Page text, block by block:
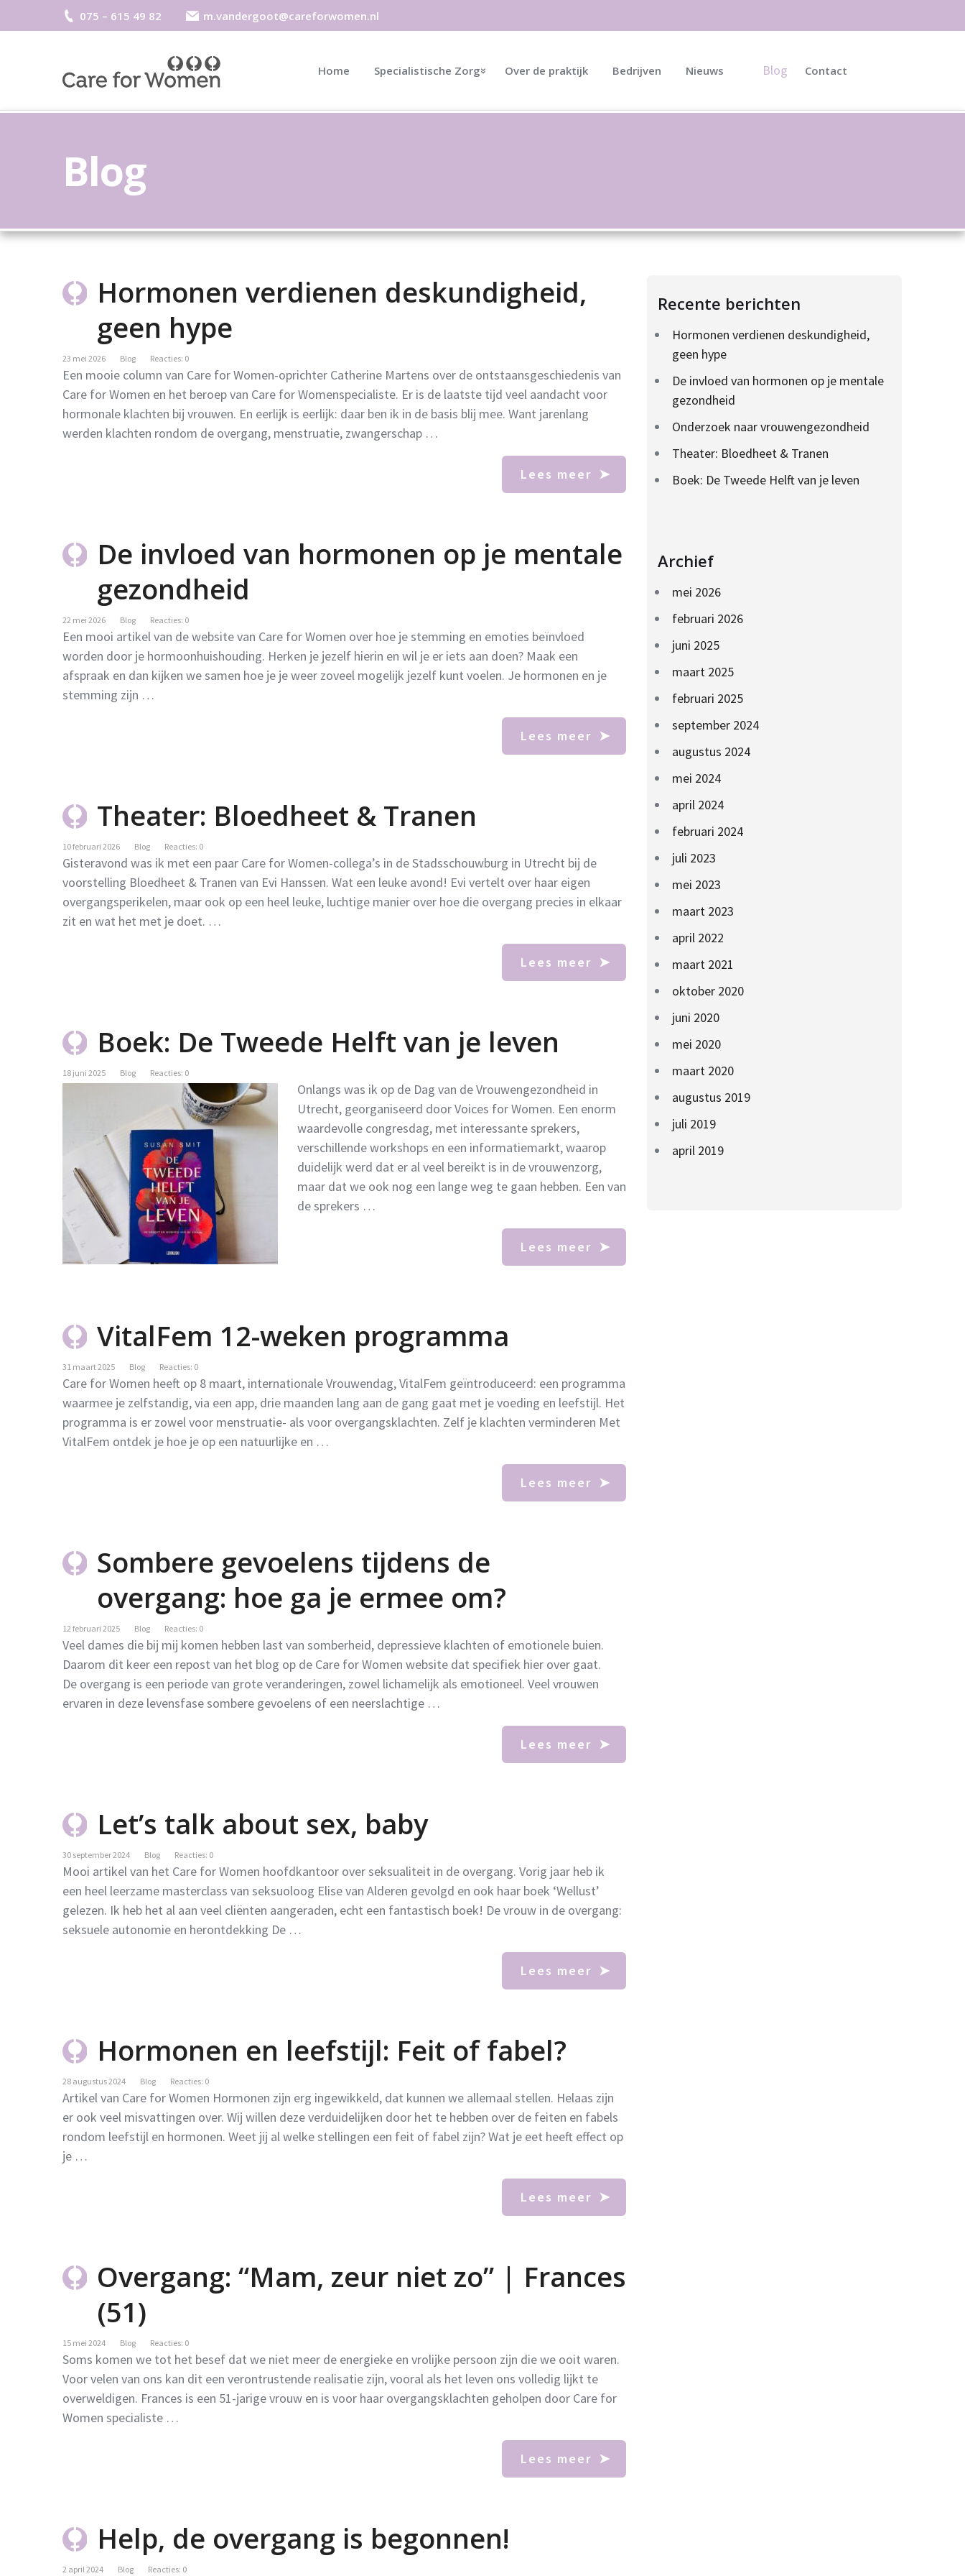
075 – 615 49 82 m.vandergoot@careforwomen.nl
Home Specialistische Zorg Over de praktijk Bedrijven Nieuws Blog Contact
Blog
Hormonen verdienen deskundigheid,
geen hype
23 mei 2026 Blog Reacties: 0
Een mooie column van Care for Women-oprichter Catherine Martens over de ontstaansgeschiedenis van
Care for Women en het beroep van Care for Womenspecialiste. Er is de laatste tijd veel aandacht voor
hormonale klachten bij vrouwen. En eerlijk is eerlijk: daar ben ik in de basis blij mee. Want jarenlang
werden klachten rondom de overgang, menstruatie, zwangerschap …
Lees meer
De invloed van hormonen op je mentale
gezondheid
22 mei 2026 Blog Reacties: 0
Een mooi artikel van de website van Care for Women over hoe je stemming en emoties beïnvloed
worden door je hormoonhuishouding. Herken je jezelf hierin en wil je er iets aan doen? Maak een
afspraak en dan kijken we samen hoe je je weer zoveel mogelijk jezelf kunt voelen. Je hormonen en je
stemming zijn …
Lees meer
Theater: Bloedheet & Tranen
10 februari 2026 Blog Reacties: 0
Gisteravond was ik met een paar Care for Women-collega’s in de Stadsschouwburg in Utrecht bij de
voorstelling Bloedheet & Tranen van Evi Hanssen. Wat een leuke avond! Evi vertelt over haar eigen
overgangsperikelen, maar ook op een heel leuke, luchtige manier over hoe die overgang precies in elkaar
zit en wat het met je doet. …
Lees meer
Boek: De Tweede Helft van je leven
18 juni 2025 Blog Reacties: 0
Onlangs was ik op de Dag van de Vrouwengezondheid in
Utrecht, georganiseerd door Voices for Women. Een enorm
waardevolle congresdag, met interessante sprekers,
verschillende workshops en een informatiemarkt, waarop
duidelijk werd dat er al veel bereikt is in de vrouwenzorg,
maar dat we ook nog een lange weg te gaan hebben. Een van
de sprekers …
Lees meer
VitalFem 12-weken programma
31 maart 2025 Blog Reacties: 0
Care for Women heeft op 8 maart, internationale Vrouwendag, VitalFem geïntroduceerd: een programma
waarmee je zelfstandig, via een app, drie maanden lang aan de gang gaat met je voeding en leefstijl. Het
programma is er zowel voor menstruatie- als voor overgangsklachten. Zelf je klachten verminderen Met
VitalFem ontdek je hoe je op een natuurlijke en …
Lees meer
Sombere gevoelens tijdens de
overgang: hoe ga je ermee om?
12 februari 2025 Blog Reacties: 0
Veel dames die bij mij komen hebben last van somberheid, depressieve klachten of emotionele buien.
Daarom dit keer een repost van het blog op de Care for Women website dat specifiek hier over gaat.
De overgang is een periode van grote veranderingen, zowel lichamelijk als emotioneel. Veel vrouwen
ervaren in deze levensfase sombere gevoelens of een neerslachtige …
Lees meer
Let’s talk about sex, baby
30 september 2024 Blog Reacties: 0
Mooi artikel van het Care for Women hoofdkantoor over seksualiteit in de overgang. Vorig jaar heb ik
een heel leerzame masterclass van seksuoloog Elise van Alderen gevolgd en ook haar boek ‘Wellust’
gelezen. Ik heb het al aan veel cliënten aangeraden, echt een fantastisch boek! De vrouw in de overgang:
seksuele autonomie en herontdekking De …
Lees meer
Hormonen en leefstijl: Feit of fabel?
28 augustus 2024 Blog Reacties: 0
Artikel van Care for Women Hormonen zijn erg ingewikkeld, dat kunnen we allemaal stellen. Helaas zijn
er ook veel misvattingen over. Wij willen deze verduidelijken door het te hebben over de feiten en fabels
rondom leefstijl en hormonen. Weet jij al welke stellingen een feit of fabel zijn? Wat je eet heeft effect op
je …
Lees meer
Overgang: “Mam, zeur niet zo” | Frances
(51)
15 mei 2024 Blog Reacties: 0
Soms komen we tot het besef dat we niet meer de energieke en vrolijke persoon zijn die we ooit waren.
Voor velen van ons kan dit een verontrustende realisatie zijn, vooral als het leven ons volledig lijkt te
overweldigen. Frances is een 51-jarige vrouw en is voor haar overgangsklachten geholpen door Care for
Women specialiste …
Lees meer
Help, de overgang is begonnen!
2 april 2024 Blog Reacties: 0
Recente berichten
Hormonen verdienen deskundigheid,
geen hype
De invloed van hormonen op je mentale
gezondheid
Onderzoek naar vrouwengezondheid
Theater: Bloedheet & Tranen
Boek: De Tweede Helft van je leven
Archief
mei 2026
februari 2026
juni 2025
maart 2025
februari 2025
september 2024
augustus 2024
mei 2024
april 2024
februari 2024
juli 2023
mei 2023
maart 2023
april 2022
maart 2021
oktober 2020
juni 2020
mei 2020
maart 2020
augustus 2019
juli 2019
april 2019